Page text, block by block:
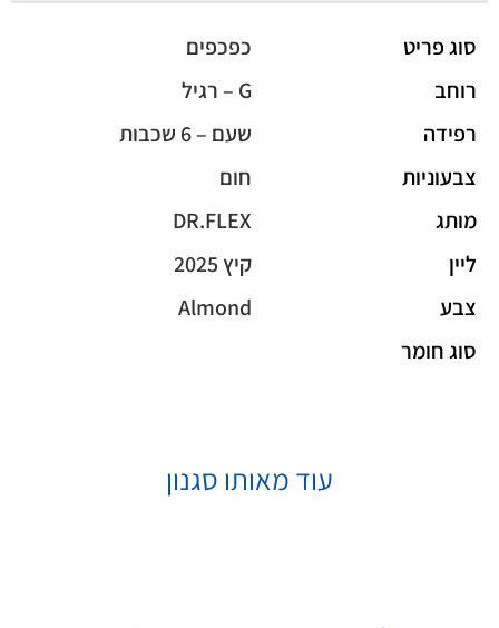
סוג פריט
כפכפים
רוחב
G – רגיל
רפידה
שעם – 6 שכבות
צבעוניות
חום
מותג
DR.FLEX
ליין
קיץ 2025
צבע
Almond
סוג חומר
עוד מאותו סגנון